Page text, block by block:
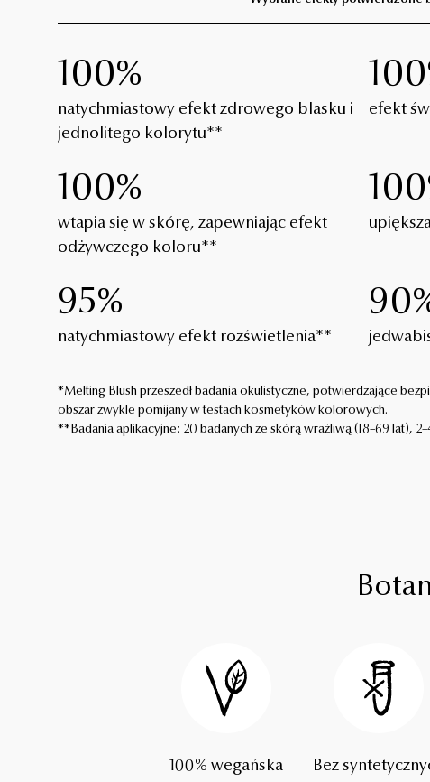
100%
natychmiastowy efekt zdrowego blasku i
jednolitego kolorytu**
efekt
100%
wtapia się w skórę, zapewniając efekt
odżywczego koloru**
95%
natychmiastowy efekt rozświetlenia**
*Melting Blush przeszedł badania okulistyczne, potwierdzające
obszar zwykle pomijany w testach kosmetyków kolorowych.
**Badania aplikacyjne: 20 badanych ze skórą wrażliwą (18–69 lat),
100% wegańska
Bez